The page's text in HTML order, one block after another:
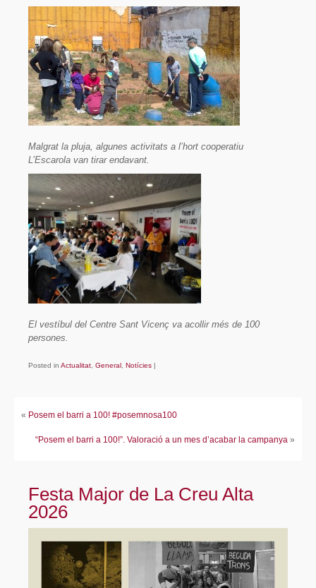
Avals
Enllaços
Contacte
Malgrat la pluja, algunes activitats a l’hort cooperatiu
L’Escarola van tirar endavant.
El vestíbul del Centre Sant Vicenç va acollir més de 100
persones.
Posted in Actualitat General Notícies |
« Posem el barri a 100! #posemnosa100
“Posem el barri a 100!”. Valoració a un mes d’acabar la campanya »
Festa Major de La Creu Alta
2026